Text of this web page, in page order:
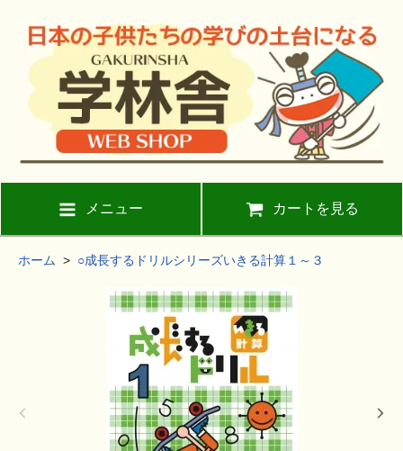
メニュー カートを見る
ホーム > ○成長するドリルシリーズいきる計算１～３